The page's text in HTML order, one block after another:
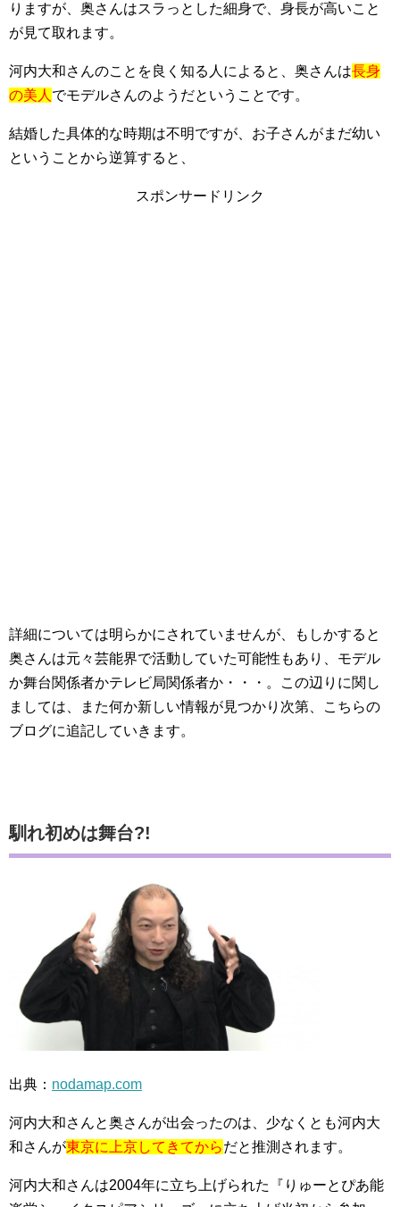
りますが、奥さんはスラっとした細身で、身長が高いこと
が見て取れます。
河内大和さんのことを良く知る人によると、奥さんは長身
の美人でモデルさんのようだということです。
結婚した具体的な時期は不明ですが、お子さんがまだ幼い
ということから逆算すると、
スポンサードリンク
詳細については明らかにされていませんが、もしかすると
奥さんは元々芸能界で活動していた可能性もあり、モデル
か舞台関係者かテレビ局関係者か・・・。この辺りに関し
ましては、また何か新しい情報が見つかり次第、こちらの
ブログに追記していきます。
馴れ初めは舞台?!
出典： nodamap.com
河内大和さんと奥さんが出会ったのは、少なくとも河内大
和さんが東京に上京してきてからだと推測されます。
河内大和さんは2004年に立ち上げられた『りゅーとぴあ能